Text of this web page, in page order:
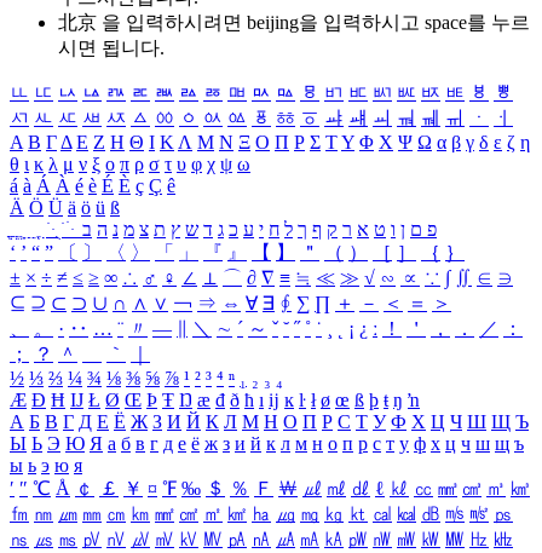
北京 을 입력하시려면 beijing을 입력하시고 space를 누르
시면 됩니다.
ㅥ ㅦ ㅧ ㅨ ㅩ ㅪ ㅫ ㅬ ㅭ ㅮ ㅯ ㅰ ㅱ ㅲ ㅳ ㅴ ㅵ ㅶ ㅷ ㅸ
ㅹ
ㅺ ㅻ ㅼ ㅽ ㅾ ㅿ ㆀ ㆁ ㆂ ㆃ ㆄ ㆅ ㆆ ㆇ ㆈ ㆉ ㆊ ㆋ ㆌ ㆍ
ㆎ
Α Β ΓΔ Ε Ζ Η Θ Ι ΚΛ Μ Ν Ξ Ο Π Ρ Σ ΤΥ Φ Χ Ψ Ω α β γ δ ε ζ η
θ ι κ λ μ ν ξ ο π ρ σ τ υ φ χ ψ ω
á à Á À é è É È ç Ç ê
Ä Ö Ü ä ö ü ß
ִֶֹ ֻּ ׁׂ פ ם ן ו ט א ר ק ף ך ל ח י ע כ ג ד ש ץ ת צ מ נ ה ב
‘ ’ “ ” 〔 〕 〈 〉 「 」 『 』 【 】 ＂ （ ） ［ ］ ｛ ｝
± × ÷ ≠ ≤ ≥ ∞ ∴ ♂ ♀ ∠ ⊥ ⌒ ∂ ∇ ≡ ≒ ≪ ≫ √ ∽ ∝ ∵ ∫ ∬ ∈ ∋
⊆ ⊇ ⊂ ⊃ ∪ ∩ ∧ ∨ ￢ ⇒ ⇔ ∀ ∃ ∮ ∑ ∏ ＋ － ＜ ＝
＞
、
。 · ‥ … ¨ 〃 ― ＼ ∼ ´ ～ ˇ ˘ ˝ ˚ ˙ ¸ ¡ ¿ ː ！ ＇ ， ． ／
：
；
？ ＾ ｀
½ ⅓ ⅔ ¼ ¾ ⅛ ⅜ ⅝ ⅞ ¹ ² ³ ⁴ ⁿ ₁ ₂ ₃ ₄
Æ Ð Ħ Ĳ Ł Ø Œ Þ Ŧ Ŋ æ đ ð ħ ı ĳ ĸ ŀ ł ø œ ß þ ŧ ŋ ŉ
А Б В Г Д Е Ё Ж З И Й К Л М Н О П Р С Т У Ф Х Ц Ч Ш Щ Ъ
Ы Ь Э Ю Я а б в г д е ё ж з и й к л м н о п р с т у ф х ц ч ш щ ъ
ы ь э ю я
′ ″ ℃ Å ￠ ￡ ￥ ¤ ℉ ‰ ＄ ％ Ｆ ￦ ㎕ ㎖ ㎗ ℓ ㎘ ㏄ ㎣ ㎤ ㎥ ㎦
㎙ ㎚ ㎛ ㎜ ㎝ ㎞ ㎟ ㎠ ㎡ ㎢ ㏊ ㎍ ㎎ ㎏ ㏏ ㎈ ㎉ ㏈ ㎧ ㎨ ㎰
㎱ ㎲ ㎳ ㎴ ㎵ ㎶ ㎷ ㎸ ㎹ ㎀ ㎁ ㎂ ㎃ ㎄ ㎺ ㎻ ㎽ ㎾ ㎿ ㎐ ㎑